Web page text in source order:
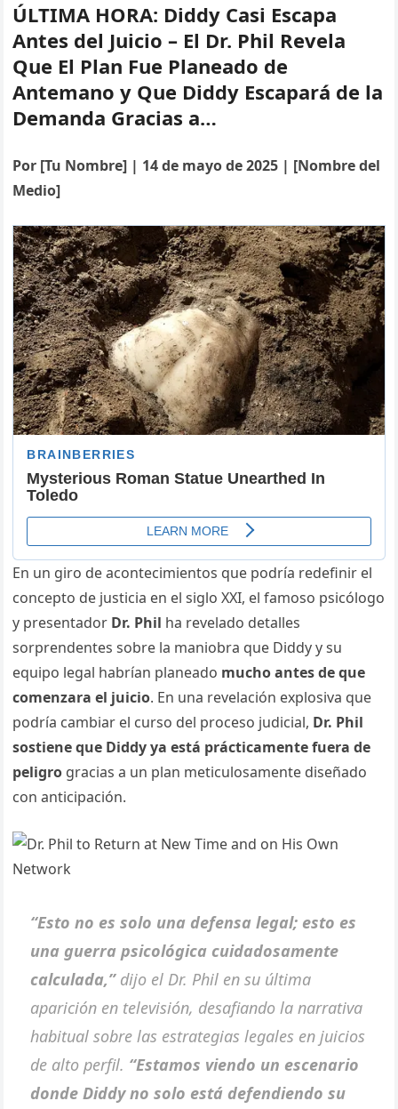
ÚLTIMA HORA: Diddy Casi Escapa
Antes del Juicio – El Dr. Phil Revela
Que El Plan Fue Planeado de
Antemano y Que Diddy Escapará de la
Demanda Gracias a…
Por [Tu Nombre] | 14 de mayo de 2025 | [Nombre del
Medio]
En un giro de acontecimientos que podría redefinir el
concepto de justicia en el siglo XXI, el famoso psicólogo
y presentador Dr. Phil ha revelado detalles
sorprendentes sobre la maniobra que Diddy y su
equipo legal habrían planeado mucho antes de que
comenzara el juicio. En una revelación explosiva que
podría cambiar el curso del proceso judicial, Dr. Phil
sostiene que Diddy ya está prácticamente fuera de
peligro gracias a un plan meticulosamente diseñado
con anticipación.
“Esto no es solo una defensa legal; esto es
una guerra psicológica cuidadosamente
calculada,”dijo el Dr. Phil en su última
aparición en televisión, desafiando la narrativa
habitual sobre las estrategias legales en juicios
de alto perfil. “Estamos viendo un escenario
donde Diddy no solo está defendiendo su